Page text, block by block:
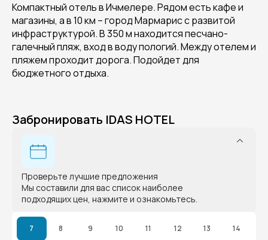
Компактный отель в Ичмелере. Рядом есть кафе и
магазины, а в 10 км – город Мармарис с развитой
инфраструктурой. В 350 м находится песчано-
галечный пляж, вход в воду пологий. Между отелем и
пляжем проходит дорога. Подойдет для
бюджетного отдыха.
Забронировать IDAS HOTEL
Проверьте лучшие предложения
Мы составили для вас список наиболее
подходящих цен, нажмите и ознакомьтесь.
7 8 9 10 11 12 13 14